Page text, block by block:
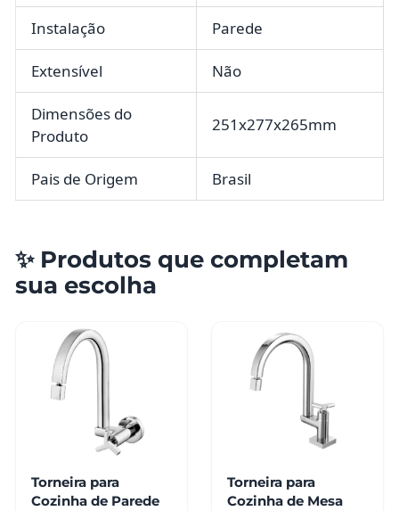
Instalação Parede
Extensível Não
Dimensões do
Produto
251x277x265mm
Pais de Origem Brasil
✨ Produtos que completam
sua escolha
Torneira para
Cozinha de Parede
Torneira para
Cozinha de Mesa